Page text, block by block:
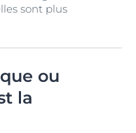
sont plus
ou
la